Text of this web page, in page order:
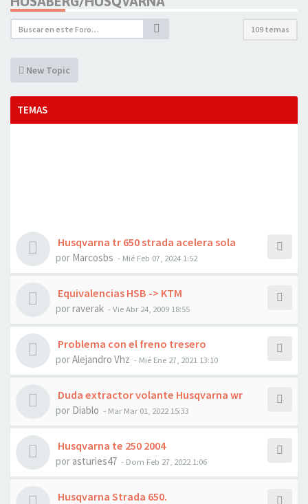
109 temas
New Topic
TEMAS
Husqvarna tr 650 strada acelera sola
por Marcosbs - Mié Feb 07, 2024 1:52
Equivalencias HSB -> KTM
porraverak - Vie Abr 24, 2009 18:55
Problema con el freno tresero
porAlejandro Vhz - Mié Ene 27, 2021 13:10
Duda extractor volante Husqvarna wr
por Diablo - Mar Mar 01, 2022 15:33
Husqvarna te 250 2004
por asturies47 - Dom Feb 27, 2022 1:06
Husqvarna Strada 650.